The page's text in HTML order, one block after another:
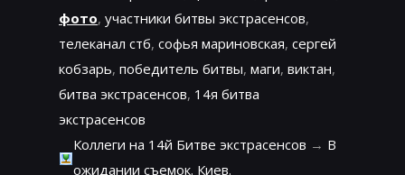
фото, участники битвы экстрасенсов,
телеканал стб, софья мариновская, сергей
кобзарь, победитель битвы, маги, виктан,
битва экстрасенсов, 14я битва
экстрасенсов
Коллеги на 14й Битве экстрасенсов → В
ожидании съемок. Киев.